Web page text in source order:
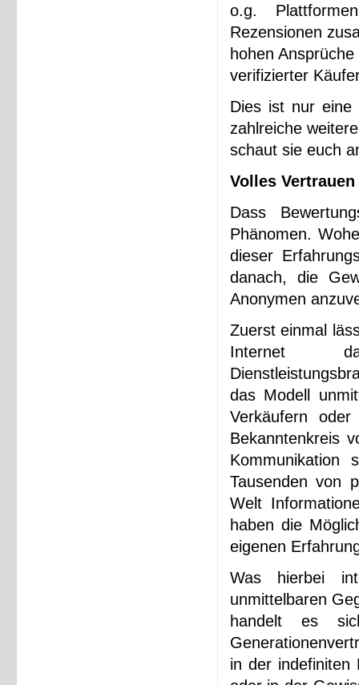
o.g.
Rezensionen
hohen
verifizierter
Dies ist nur eine
zahlreiche
schaut sie euch
Volles
Dass
Phänomen.
dieser
danach, die
Anonymen
Zuerst einmal
Internet das
das Modell
Verkäufern
Bekanntenkreis
Kommunikation
Tausenden von
Welt
haben die
eigenen
Was hierbei
unmittelbaren
handelt es
in der indefiniten